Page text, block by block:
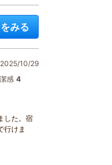
みる
10/29
感 4
した。宿
行けま